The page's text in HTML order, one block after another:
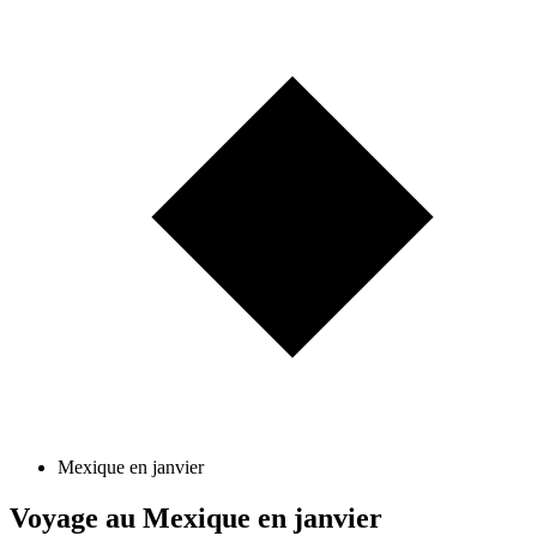
Mexique en janvier
Voyage au Mexique en janvier